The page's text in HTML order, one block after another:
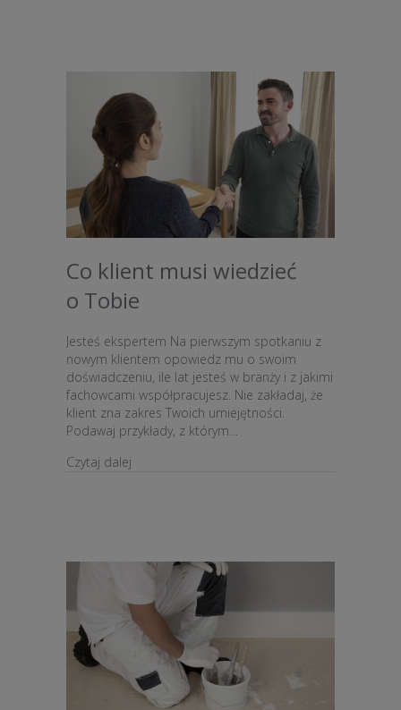
Co klient musi wiedzieć
o Tobie
Jesteś ekspertem Na pierwszym spotkaniu z
nowym klientem opowiedz mu o swoim
doświadczeniu, ile lat jesteś w branży i z jakimi
fachowcami współpracujesz. Nie zakładaj, że
klient zna zakres Twoich umiejętności.
Podawaj przykłady, z którym…
Czytaj dalej